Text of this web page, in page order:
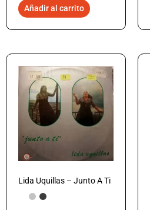
Añadir al carrito
Lida Uquillas – Junto A Ti